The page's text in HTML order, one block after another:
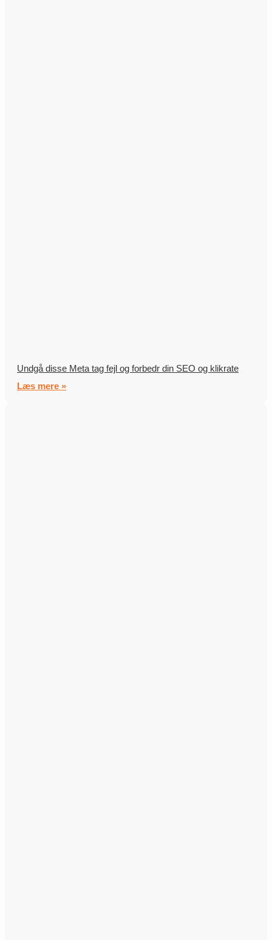
Undgå disse Meta tag fejl og forbedr din SEO og klikrate
Læs mere »